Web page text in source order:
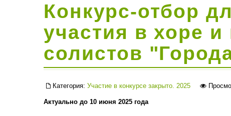
Конкурс-отбор
участия в хоре
солистов
Категория: Участие в конкурсе закрыто. 2025
Актуально до 10 июня 2025 года